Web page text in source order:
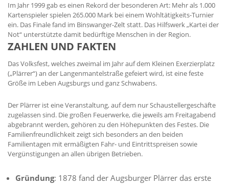
Im Jahr 1999 gab es einen Rekord der besonderen Art: Mehr als 1.000
Kartenspieler spielen 265.000 Mark bei einem Wohltätigkeits-Turnier
ein. Das Finale fand im Binswanger-Zelt statt. Das Hilfswerk „Kartei der
Not“ unterstützte damit bedürftige Menschen in der Region.
ZAHLEN UND FAKTEN
Das Volksfest, welches zweimal im Jahr auf dem Kleinen Exerzierplatz
(„Plärrer“) an der Langenmantelstraße gefeiert wird, ist eine feste
Größe im Leben Augsburgs und ganz Schwabens.
Der Plärrer ist eine Veranstaltung, auf dem nur Schaustellergeschäfte
zugelassen sind. Die großen Feuerwerke, die jeweils am Freitagabend
abgebrannt werden, gehören zu den Höhepunkten des Festes. Die
Familienfreundlichkeit zeigt sich besonders an den beiden
Familientagen mit ermäßigten Fahr- und Eintrittspreisen sowie
Vergünstigungen an allen übrigen Betrieben.
Gründung: 1878 fand der Augsburger Plärrer das erste